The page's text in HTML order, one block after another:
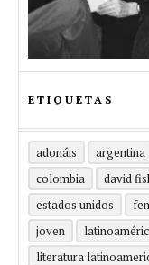
ETIQUETAS
adonáis argentina
colombia
david
estados unidos
joven
literatura